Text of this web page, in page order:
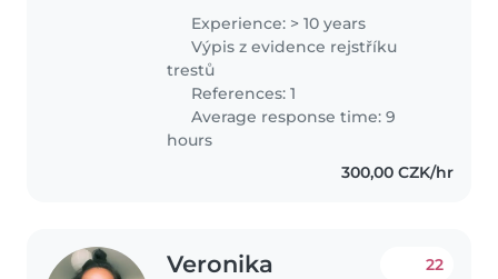
zkušenosti s hlídáním i starších
dětí předškolního věku. Mohu
nabídnout hlídání i u mne doma..
Experience: > 10 years
Výpis z evidence rejstříku
trestů
References: 1
Average response time: 9
hours
300,00 CZK/hr
Veronika 22